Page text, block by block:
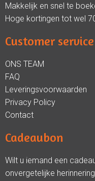
Makkelijk en snel te
Hoge kortingen tot wel
Customer service
ONS TEAM
FAQ
Leveringsvoorwaarden
Privacy Policy
Contact
Cadeaubon
Wilt u iemand een
onvergetelijke